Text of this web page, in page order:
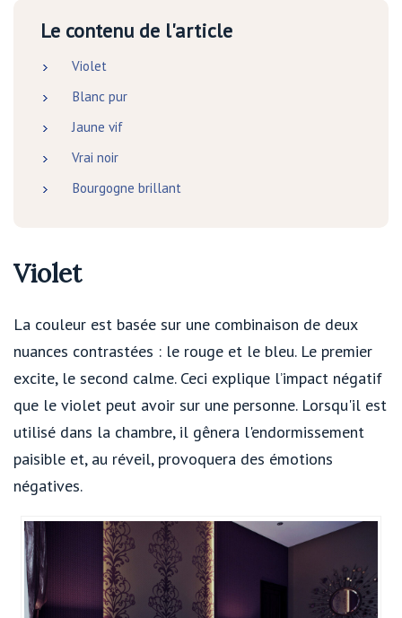
Le contenu de l'article
Violet
Blanc pur
Jaune vif
Vrai noir
Bourgogne brillant
Violet
La couleur est basée sur une combinaison de deux
nuances contrastées : le rouge et le bleu. Le premier
excite, le second calme. Ceci explique l’impact négatif
que le violet peut avoir sur une personne. Lorsqu'il est
utilisé dans la chambre, il gênera l'endormissement
paisible et, au réveil, provoquera des émotions
négatives.